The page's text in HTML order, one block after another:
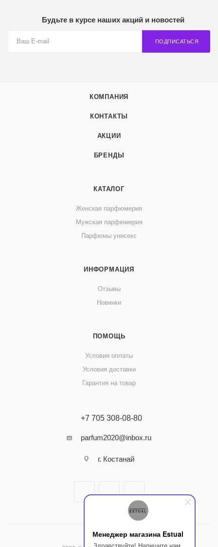
Менеджер магазина Estual
Будьте в курсе наших акций и новостей
ПОДПИСАТЬСЯ
КОМПАНИЯ
КОНТАКТЫ
АКЦИИ
БРЕНДЫ
КАТАЛОГ
Женская парфюмерия
Мужская парфюмерия
Парфюмы унисекс
ИНФОРМАЦИЯ
Отзывы
Новинки
ПОМОЩЬ
Условия оплаты
Условия доставки
Гарантия на товар
+7 705 308-08-80
parfum2020@inbox.ru
г. Костанай